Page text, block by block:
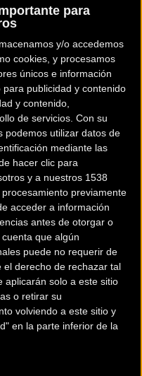
para
y/o accedemos
cookies, y procesamos
únicos e información
publicidad y contenido
y contenido,
de servicios. Con su
podemos utilizar datos de
mediante las
hacer clic para
y a nuestros 1538
previamente
acceder a información
antes de otorgar o
que algún
puede no requerir de
derecho de rechazar tal
aplicarán solo a este sitio
o retirar su
volviendo a este sitio y
en la parte inferior de la
(2023)
con motor eléctrico central
Una bici todoterr...